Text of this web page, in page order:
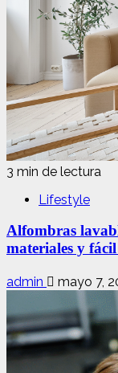
3 min de lectura
Lifestyle
Alfombras
materiales y
admin mayo 7,